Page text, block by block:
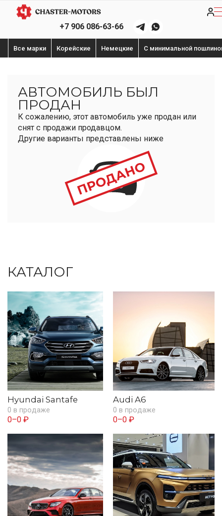
+7 906 086-63-66
Все марки Корейские Немецкие С минимальной
АВТОМОБИЛЬ БЫЛ
ПРОДАН
К сожалению, этот автомобиль уже продан или
снят с продажи продавцом.
Другие варианты представлены ниже
КАТАЛОГ
Hyundai Santafe
0 в продаже
0–0 ₽
Audi A6
0 в продаже
0–0 ₽